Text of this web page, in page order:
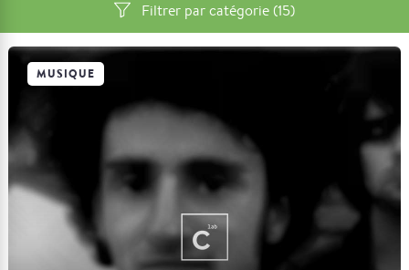
Filtrer par catégorie (15)
MUSIQUE